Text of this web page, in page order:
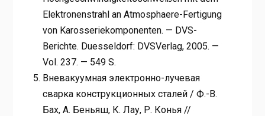
Elektronenstrahl an Atmosphaere-Fertigung
von Karosseriekomponenten. — DVS-
Berichte. Duesseldorf: DVSVerlag, 2005. —
Vol. 237. — 549 S.
Вневакуумная электронно-лучевая
сварка конструкционных сталей / Ф.-В.
Бах, А. Беньяш, К. Лау, Р. Конья //